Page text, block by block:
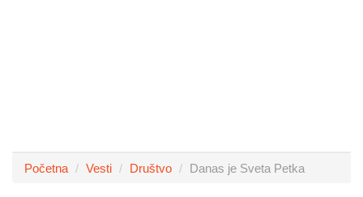
Početna Vesti Društvo Danas je Sveta Petka